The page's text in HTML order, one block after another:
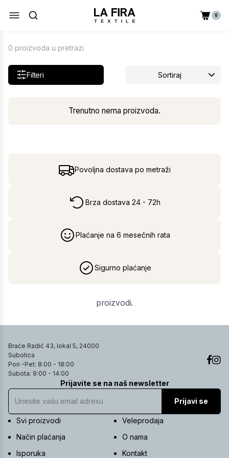
0
0 proizvoda u pretrazi
Filteri Sortiraj
Trenutno nema proizvoda.
Povoljna dostava po metraži
Brza dostava 24 - 72h
Plaćanje na 6 mesečnih rata
Sigurno plaćanje
proizvodi.
Braće Radić 43, lokal 5, 24000
Subotica
Pon -Pet: 8:00 - 18:00
Subota: 9:00 - 14:00
Prijavite se na naš newsletter
Prijavi se
Svi proizvodi
Veleprodaja
Način plaćanja
O nama
Isporuka
Kontakt